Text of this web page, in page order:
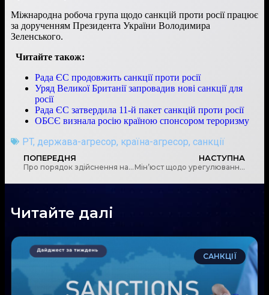
Міжнародна робоча група щодо санкцій проти росії працює
за дорученням Президента України Володимира
Зеленського.
Читайте також:
Рада ЄС продовжить санкції проти росії
Уряд Великої Британії запровадив нові санкції для
росії
Рада ЄС затвердила 11-й пакет санкцій проти росії
ОБСЄ визнала росію країною спонсором тероризму
PT, держава-агресор, країна-агресор, санкції
ПОПЕРЕДНЯ
Про порядок здійснення нагляду Мінфіном, Мін’юстом, Мінцифрою в сфері фінмоніторингу
НАСТУПНА
Мін’юст щодо урегулювання процедури надання юридичною особою даних про КБВ
Читайте далі
САНКЦІЇ